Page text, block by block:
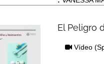
El Peligro
Vídeo